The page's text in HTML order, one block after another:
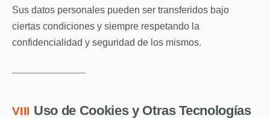
Sus datos personales pueden ser transferidos bajo
ciertas condiciones y siempre respetando la
confidencialidad y seguridad de los mismos.
VIII Uso de Cookies y Otras Tecnologías